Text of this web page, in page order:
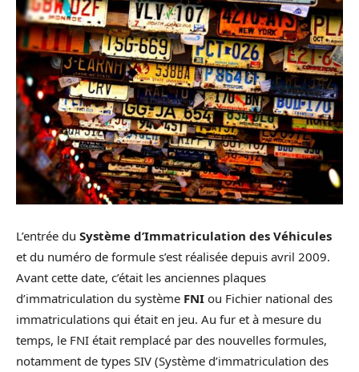
L’entrée du Système d’Immatriculation des Véhicules
et du numéro de formule s’est réalisée depuis avril 2009.
Avant cette date, c’était les anciennes plaques
d’immatriculation du système FNI ou Fichier national des
immatriculations qui était en jeu. Au fur et à mesure du
temps, le FNI était remplacé par des nouvelles formules,
notamment de types SIV (Système d’immatriculation des